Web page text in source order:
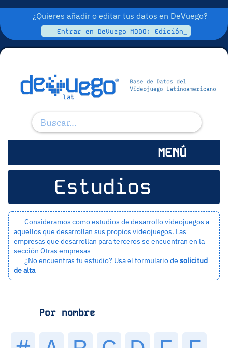
¿Quieres añadir o editar tus datos en DeVuego?
Entrar en DeVuego MODO: Edición_
MENÚ
Estudios
Consideramos como estudios de desarrollo videojuegos a
aquellos que desarrollan sus propios videojuegos. Las
empresas que desarrollan para terceros se encuentran en la
sección Otras empresas
¿No encuentras tu estudio? Usa el formulario de solicitud
de alta
Por nombre